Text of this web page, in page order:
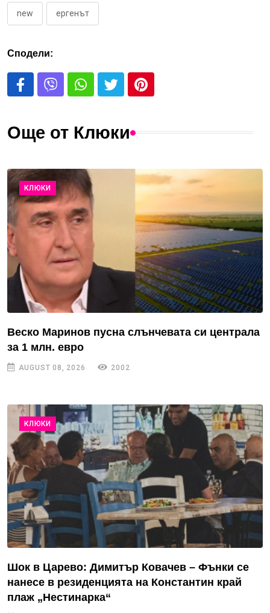
new ергенът
Сподели:
Още от Клюки
КЛЮКИ
Веско Маринов пусна слънчевата си централа
за 1 млн. евро
AUGUST 08, 2026 2002
КЛЮКИ
Шок в Царево: Димитър Ковачев – Фънки се
нанесе в резиденцията на Константин край
плаж „Нестинарка“